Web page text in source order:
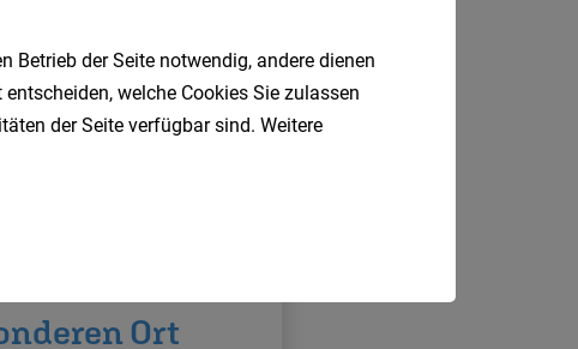
Betrieb der Seite notwendig, andere dienen
welche Cookies Sie zulassen
der Seite verfügbar sind. Weitere